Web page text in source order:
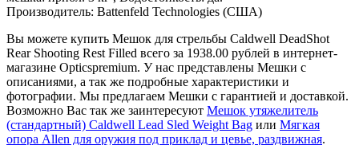
Производитель: Battenfeld Technologies (США)
Вы можете купить Мешок для стрельбы Caldwell DeadShot
Rear Shooting Rest Filled всего за 1938.00 рублей в интернет-
магазине Opticspremium. У нас представлены Мешки с
описаниями, а так же подробные характеристики и
фотографии. Мы предлагаем Мешки с гарантией и доставкой.
Возможно Вас так же заинтересуют Мешок утяжелитель
(стандартный) Caldwell Lead Sled Weight Bag или Мягкая
опора Allen для оружия под приклад и цевье, раздвижная.